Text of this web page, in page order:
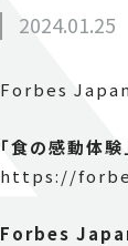
2024.01.25
Forbes Japan
「食の感動体
https://
Forbes